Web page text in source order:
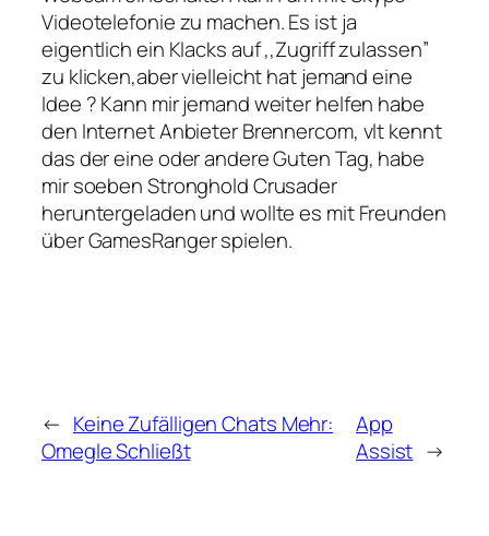
Videotelefonie zu machen. Es ist ja
eigentlich ein Klacks auf ,,Zugriff zulassen”
zu klicken,aber vielleicht hat jemand eine
Idee ? Kann mir jemand weiter helfen habe
den Internet Anbieter Brennercom, vlt kennt
das der eine oder andere Guten Tag, habe
mir soeben Stronghold Crusader
heruntergeladen und wollte es mit Freunden
über GamesRanger spielen.
← Keine Zufälligen Chats Mehr:
Omegle Schließt
App
Assist →